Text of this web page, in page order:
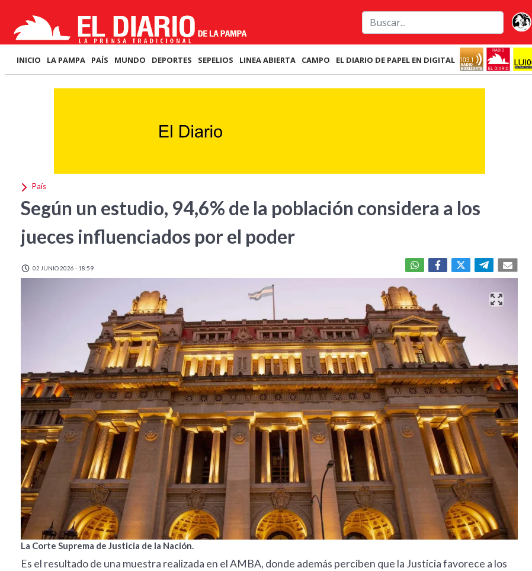
INICIO LA PAMPA PAÍS MUNDO DEPORTES SEPELIOS LINEA ABIERTA CAMPO EL DIARIO DE PAPEL EN DIGITAL
País
Según un estudio, 94,6% de la población considera a los
jueces influenciados por el poder
02 JUNIO 2026 - 18:59
La Corte Suprema de Justicia de la Nación.
Es el resultado de una muestra realizada en el AMBA, donde además perciben que la Justicia favorece a los